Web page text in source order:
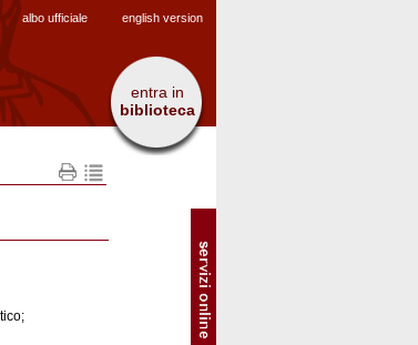
english version
entra in
biblioteca
albo ufficiale
Servizi
online